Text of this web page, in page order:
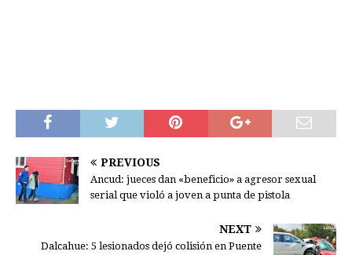
PREVIOUS
Ancud: jueces dan «beneficio» a agresor sexual
serial que violó a joven a punta de pistola
NEXT
Dalcahue: 5 lesionados dejó colisión en Puente